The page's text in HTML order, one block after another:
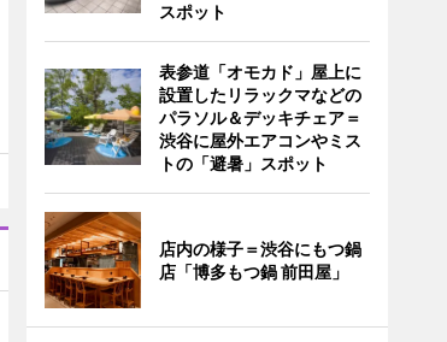
スポット
表参道「オモカド」屋上に
設置したリラックマなどの
パラソル＆デッキチェア＝
渋谷に屋外エアコンやミス
トの「避暑」スポット
店内の様子＝渋谷にもつ鍋
店「博多もつ鍋 前田屋」